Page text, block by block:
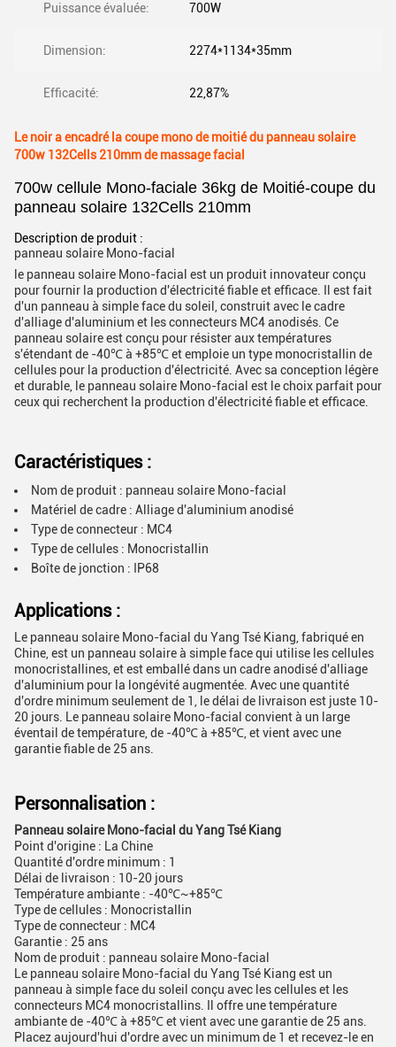
Puissance évaluée: 700W
Dimension: 2274*1134*35mm
Efficacité: 22,87%
Le noir a encadré la coupe mono de moitié du panneau solaire
700w 132Cells 210mm de massage facial
700w cellule Mono-faciale 36kg de Moitié-coupe du
panneau solaire 132Cells 210mm
Description de produit :
panneau solaire Mono-facial
le panneau solaire Mono-facial est un produit innovateur conçu
pour fournir la production d'électricité fiable et efficace. Il est fait
d'un panneau à simple face du soleil, construit avec le cadre
d'alliage d'aluminium et les connecteurs MC4 anodisés. Ce
panneau solaire est conçu pour résister aux températures
s'étendant de -40℃ à +85℃ et emploie un type monocristallin de
cellules pour la production d'électricité. Avec sa conception légère
et durable, le panneau solaire Mono-facial est le choix parfait pour
ceux qui recherchent la production d'électricité fiable et efficace.
Caractéristiques :
Nom de produit : panneau solaire Mono-facial
Matériel de cadre : Alliage d'aluminium anodisé
Type de connecteur : MC4
Type de cellules : Monocristallin
Boîte de jonction : IP68
Applications :
Le panneau solaire Mono-facial du Yang Tsé Kiang, fabriqué en
Chine, est un panneau solaire à simple face qui utilise les cellules
monocristallines, et est emballé dans un cadre anodisé d'alliage
d'aluminium pour la longévité augmentée. Avec une quantité
d'ordre minimum seulement de 1, le délai de livraison est juste 10-
20 jours. Le panneau solaire Mono-facial convient à un large
éventail de température, de -40℃ à +85℃, et vient avec une
garantie fiable de 25 ans.
Personnalisation :
Panneau solaire Mono-facial du Yang Tsé Kiang
Point d'origine : La Chine
Quantité d'ordre minimum : 1
Délai de livraison : 10-20 jours
Température ambiante : -40℃~+85℃
Type de cellules : Monocristallin
Type de connecteur : MC4
Garantie : 25 ans
Nom de produit : panneau solaire Mono-facial
Le panneau solaire Mono-facial du Yang Tsé Kiang est un
panneau à simple face du soleil conçu avec les cellules et les
connecteurs MC4 monocristallins. Il offre une température
ambiante de -40℃ à +85℃ et vient avec une garantie de 25 ans.
Placez aujourd'hui d'ordre avec un minimum de 1 et recevez-le en